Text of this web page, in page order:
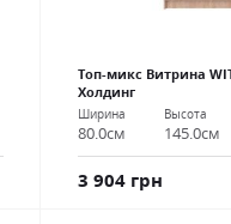
Топ-микс Витрина
Холдинг
Ширина
80.0см
Высота
145.0см
3 904 грн